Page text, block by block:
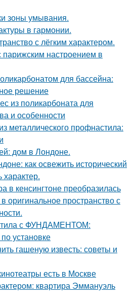
зоны умывания.
в гармонии.
с лёгким характером.
парижским настроением в
для бассейна:
решение
из поликарбоната для
и особенности
металлического профнастила:
дом в Лондоне.
как освежить исторический
характер.
в кенсингтоне преобразилась
оригинальное пространство с
с ФУНДАМЕНТОМ:
установке
гашеную известь: советы и
есть в Москве
квартира Эммануэль